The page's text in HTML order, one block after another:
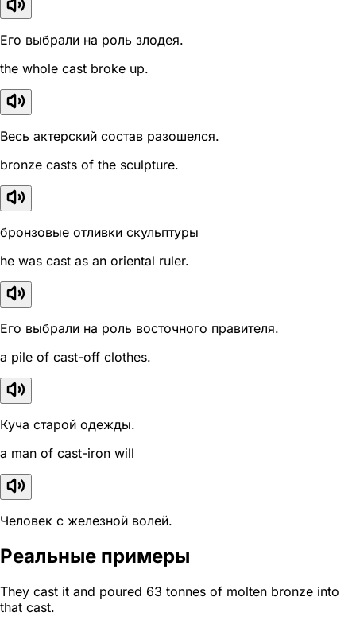
Его выбрали на роль злодея.
the whole cast broke up.
Весь актерский состав разошелся.
bronze casts of the sculpture.
бронзовые отливки скульптуры
he was cast as an oriental ruler.
Его выбрали на роль восточного правителя.
a pile of cast-off clothes.
Куча старой одежды.
a man of cast-iron will
Человек с железной волей.
Реальные примеры
They cast it and poured 63 tonnes of molten bronze into
that cast.